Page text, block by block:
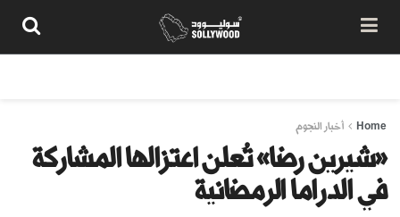
Home أخبار النجوم
«شيرين رضا» تُعلن اعتزالها المشاركة
في الدراما الرمضانية